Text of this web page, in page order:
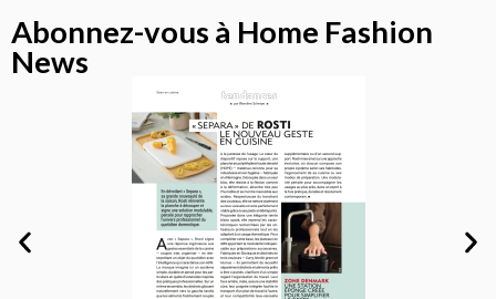
Abonnez-vous à Home Fashion
News